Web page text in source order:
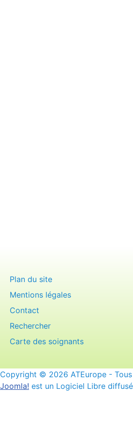
Plan du site
Mentions légales
Contact
Rechercher
Carte des soignants
Copyright © 2026 ATEurope -
Joomla! est un Logiciel Libre